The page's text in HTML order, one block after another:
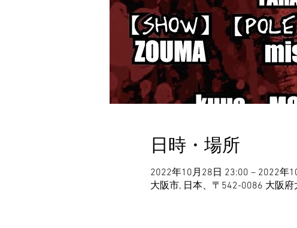
日時・場所
2022年10月28日 23:00 – 2022年
大阪市, 日本、〒542-0086 大阪